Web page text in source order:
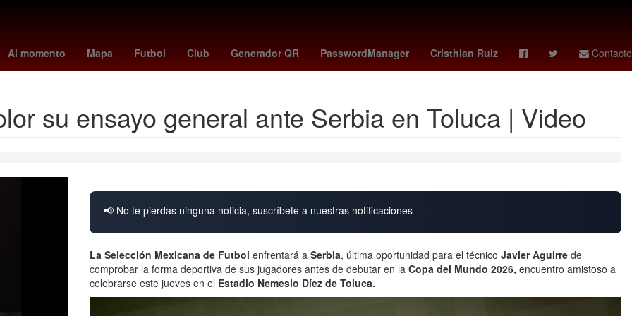
Al momento Mapa Futbol Club Generador QR PasswordManager Cristhian Ruiz Contacto
2023 costco torreon unión - lanús regreso a clases 2025 acuerdo Idioma francés Erick Pulgar ranking fifa Brasil
su ensayo general ante Serbia en Toluca | Video
📢 No te pierdas ninguna noticia, suscríbete a nuestras notificaciones
La Selección Mexicana de Futbol enfrentará a Serbia, última oportunidad para el técnico Javier Aguirre de
comprobar la forma deportiva de sus jugadores antes de debutar en la Copa del Mundo 2026, encuentro amistoso a
celebrarse este jueves en el Estadio Nemesio Díez de Toluca.